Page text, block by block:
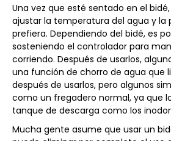
Una vez que esté sentado en el
ajustar la temperatura del agua y la
prefiera. Dependiendo del bidé, es
sosteniendo el controlador para
corriendo. Después de usarlos,
una función de chorro de agua que
después de usarlos, pero algunos
como un fregadero normal, ya que
tanque de descarga como los
Mucha gente asume que usar un